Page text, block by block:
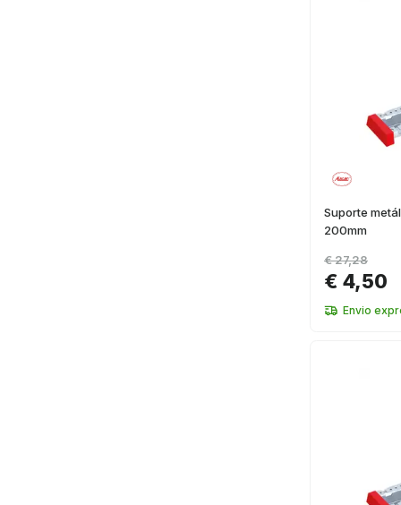
Suporte
200mm
€ 4,50
€ 27,28
Envio